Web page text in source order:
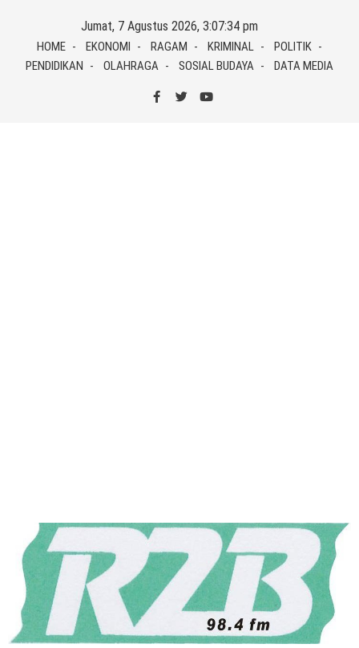
content
Jumat, 7 Agustus 2026, 3:07:34 pm
HOME EKONOMI RAGAM KRIMINAL
POLITIK
PENDIDIKAN
OLAHRAGA SOSIAL BUDAYA DATA MEDIA